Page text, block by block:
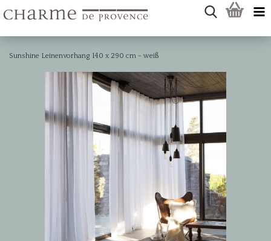
Sunshine Leinenvorhang 140 x 290 cm - weiß